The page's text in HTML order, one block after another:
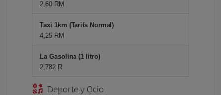
2,60 RM
Taxi 1km (Tarifa Normal)
4,25 RM
La Gasolina (1 litro)
2,782 R
Deporte y Ocio